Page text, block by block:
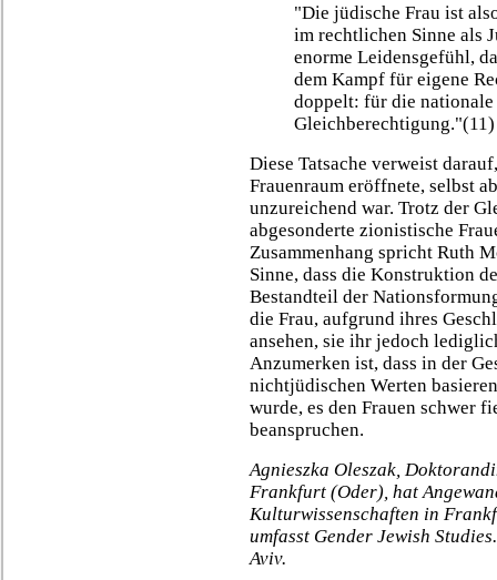
"Die jüdische Frau ist
im rechtlichen Sinne als
enorme Leidensgefühl,
dem Kampf für eigene
doppelt: für die
Gleichberechtigung."(11)
Diese Tatsache verweist
Frauenraum eröffnete, selbst
unzureichend war. Trotz der
abgesonderte zionistische
Zusammenhang spricht Ruth
Sinne, dass die Konstruktion
Bestandteil der
die Frau, aufgrund ihres
ansehen, sie ihr jedoch
Anzumerken ist, dass in der
nichtjüdischen Werten
wurde, es den Frauen schwer
beanspruchen.
Agnieszka Oleszak,
Frankfurt (Oder), hat
Kulturwissenschaften in
umfasst Gender Jewish
Aviv.